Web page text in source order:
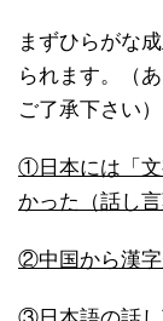
まずひらがな
られます。（
ご了承下さい）
①日本には「文
かった（話し言
②中国から漢字